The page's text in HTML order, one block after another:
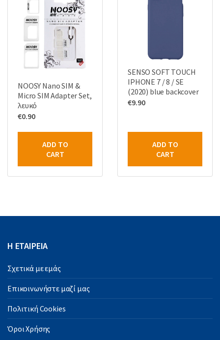
NOOSY Nano SIM &
Micro SIM Adapter Set,
λευκό
€0.90
ADD TO
CART
SENSO SOFT TOUCH
IPHONE 7 / 8 / SE
(2020) blue backcover
€9.90
ADD TO
CART
Η ΕΤΑΙΡΕΙΑ
Σχετικά με εμάς
Επικοινωνήστε μαζί μας
Πολιτική Cookies
Όροι Χρήσης